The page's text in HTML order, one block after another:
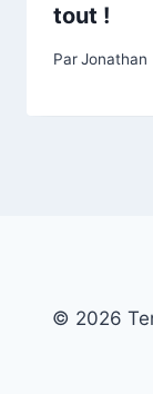
tout !
ParJonathan
© 2026